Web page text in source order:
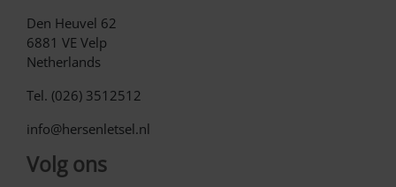
Den Heuvel 62
6881 VE Velp
Netherlands
Tel. (026) 3512512
info@hersenletsel.nl
Volg ons